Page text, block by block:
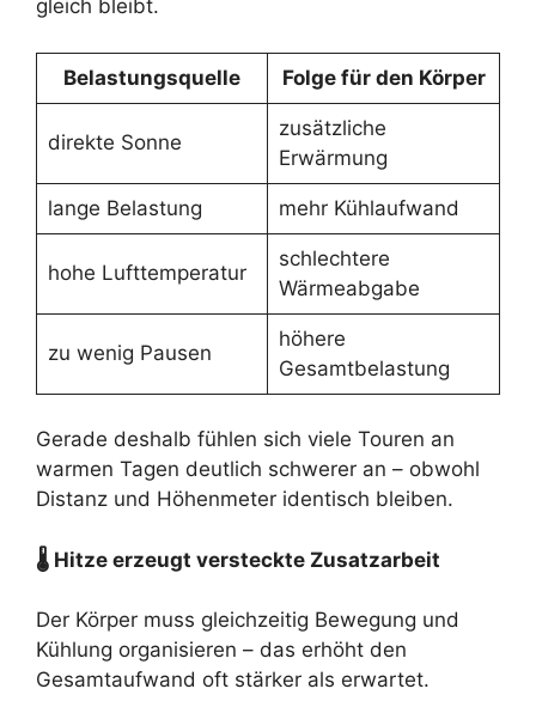
gleich bleibt.
Belastungsquelle Folge für den Körper
direkte Sonne
zusätzliche
Erwärmung
lange Belastung mehr Kühlaufwand
hohe Lufttemperatur
schlechtere
Wärmeabgabe
zu wenig Pausen
höhere
Gesamtbelastung
Gerade deshalb fühlen sich viele Touren an
warmen Tagen deutlich schwerer an – obwohl
Distanz und Höhenmeter identisch bleiben.
🌡 Hitze erzeugt versteckte Zusatzarbeit
Der Körper muss gleichzeitig Bewegung und
Kühlung organisieren – das erhöht den
Gesamtaufwand oft stärker als erwartet.